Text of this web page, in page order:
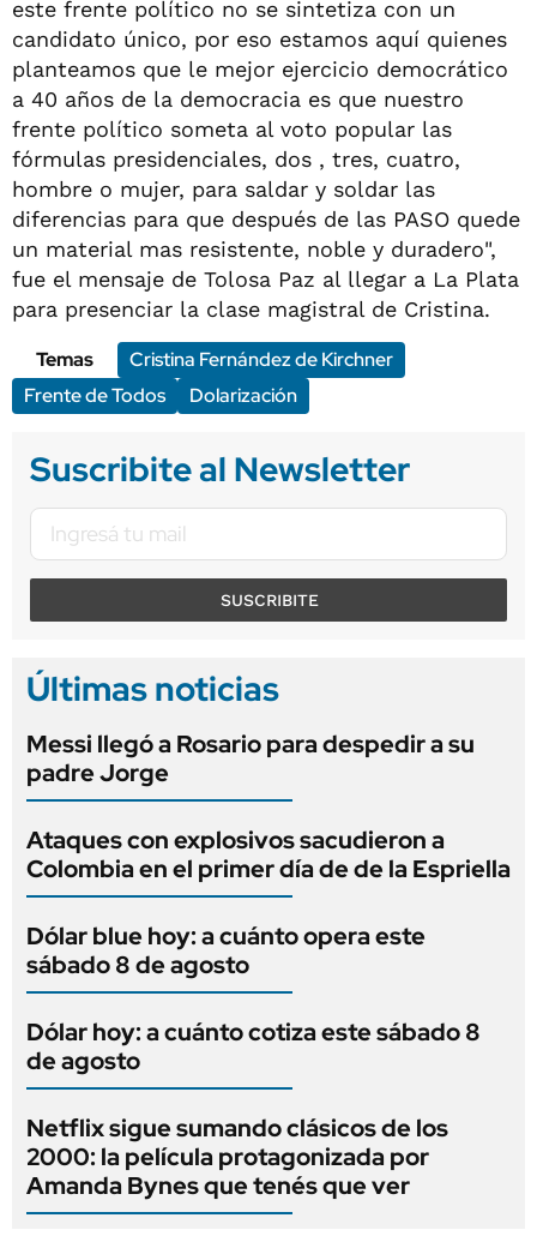
este frente político no se sintetiza con un
candidato único, por eso estamos aquí quienes
planteamos que le mejor ejercicio democrático
a 40 años de la democracia es que nuestro
frente político someta al voto popular las
fórmulas presidenciales, dos , tres, cuatro,
hombre o mujer, para saldar y soldar las
diferencias para que después de las PASO quede
un material mas resistente, noble y duradero",
fue el mensaje de Tolosa Paz al llegar a La Plata
para presenciar la clase magistral de Cristina.
Temas
Cristina Fernández de Kirchner
Frente de Todos
Dolarización
Suscribite al Newsletter
SUSCRIBITE
Últimas noticias
Messi llegó a Rosario para despedir a su
padre Jorge
Ataques con explosivos sacudieron a
Colombia en el primer día de de la Espriella
Dólar blue hoy: a cuánto opera este
sábado 8 de agosto
Dólar hoy: a cuánto cotiza este sábado 8
de agosto
Netflix sigue sumando clásicos de los
2000: la película protagonizada por
Amanda Bynes que tenés que ver